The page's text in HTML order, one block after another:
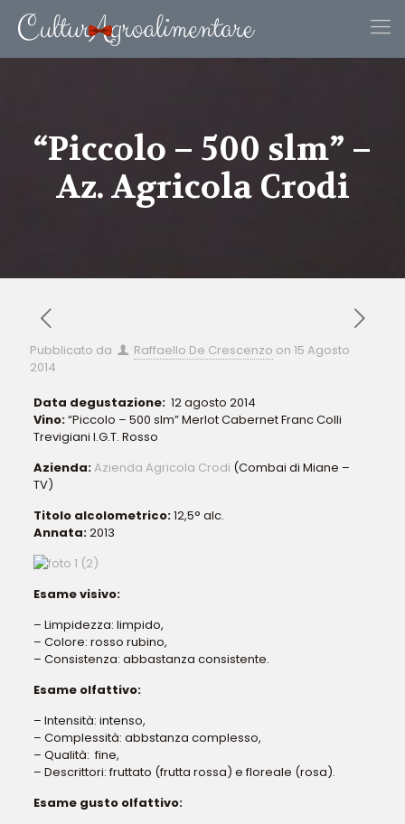
“Piccolo – 500 slm” –
Az. Agricola Crodi
Pubblicato da Raffaello De Crescenzo on 15 Agosto
2014
Data degustazione: 12 agosto 2014
Vino:“Piccolo – 500 slm” Merlot Cabernet Franc Colli
Trevigiani I.G.T. Rosso
Azienda:Azienda Agricola Crodi (Combai di Miane –
TV)
Titolo alcolometrico:12,5° alc.
Annata:2013
Esame visivo:
– Limpidezza: limpido,
– Colore: rosso rubino,
– Consistenza: abbastanza consistente.
Esame olfattivo:
– Intensità: intenso,
– Complessità: abbstanza complesso,
– Qualità: fine,
– Descrittori: fruttato (frutta rossa) e floreale (rosa).
Esame gusto olfattivo: